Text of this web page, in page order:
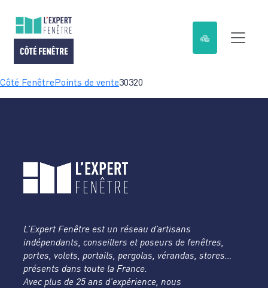
Passer
Côté FenêtrePoints de vente30320
L’Expert Fenêtre est un réseau d’artisans
indépendants, conseillers et poseurs de fenêtres,
portes, volets, portails, pergolas, vérandas, stores…
présents dans toute la France.
Avec plus de 25 ans d’expérience, nous